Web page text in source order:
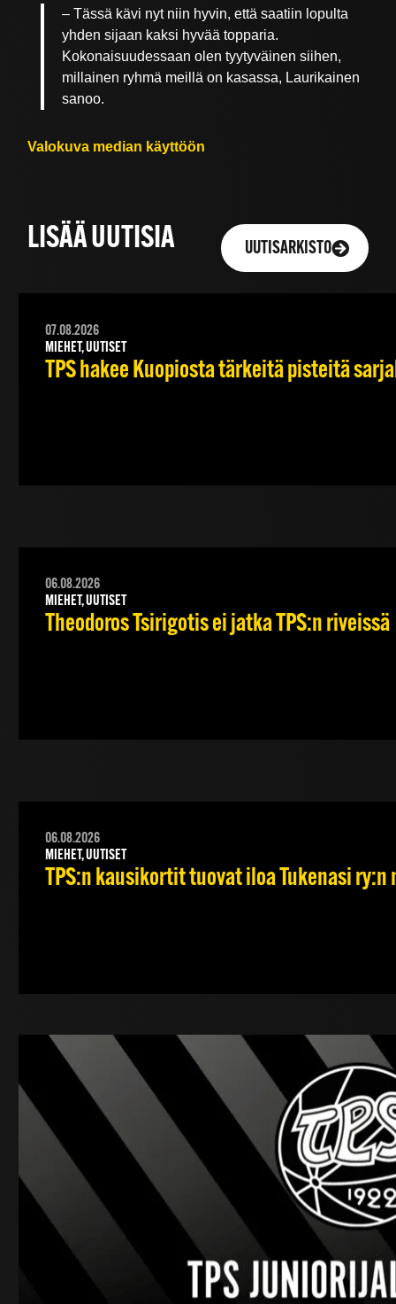
– Tässä kävi nyt niin hyvin, että saatiin lopulta
yhden sijaan kaksi hyvää topparia.
Kokonaisuudessaan olen tyytyväinen siihen,
millainen ryhmä meillä on kasassa, Laurikainen
sanoo.
Valokuva median käyttöön
LISÄÄ UUTISIA UUTISARKISTO
07.08.2026
MIEHET, UUTISET
TPS hakee Kuopiosta tärkeitä pisteitä
06.08.2026
MIEHET, UUTISET
Theodoros Tsirigotis ei jatka TPS:n riveissä
06.08.2026
MIEHET, UUTISET
TPS:n kausikortit tuovat iloa Tukenasi